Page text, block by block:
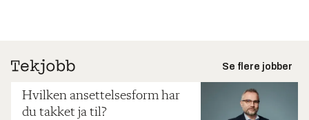
Se flere jobber
Hvilken ansettelsesform har
du takket ja til?